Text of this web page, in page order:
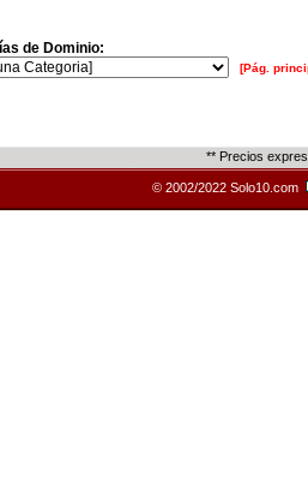
de Dominio:
[Pág.
** Precios
© 2002/2022 Solo10.com